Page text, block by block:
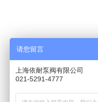
请您留言
上海依耐泵阀有限公司
021-5291-4777